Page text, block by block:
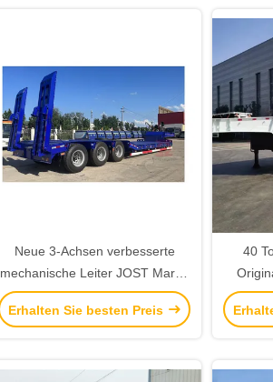
Neue 3-Achsen verbesserte
mechanische Leiter JOST Marke
Landegerät Niedrigbett Semi-
Anhänger, gute Qualität
Erhalten Sie besten Preis
40